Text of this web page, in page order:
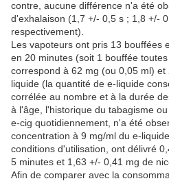
contre, aucune différence n'a été
d'exhalaison (1,7 +/- 0,5 s ; 1,8 +/-
respectivement).
Les vapoteurs ont pris 13 bouffées
en 20 minutes (soit 1 bouffée
correspond à 62 mg (ou 0,05 ml)
liquide (la quantité de e-liquide
corrélée au nombre et à la durée
à l'âge, l'historique du tabagisme
e-cig quotidiennement, n'a été
concentration à 9 mg/ml du e-
conditions d'utilisation, ont délivré
5 minutes et 1,63 +/- 0,41 mg de
Afin de comparer avec la